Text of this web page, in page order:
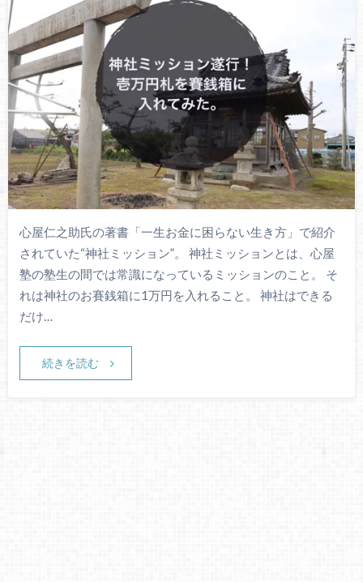
心屋仁之助氏の著書「一生お金に困らない生き方」で紹介
されていた“神社ミッション”。 神社ミッションとは、心屋
塾の塾生の間では常識になっているミッションのこと。 そ
れは神社のお賽銭箱に1万円を入れること。 神社はできる
だけ…
続きを読む